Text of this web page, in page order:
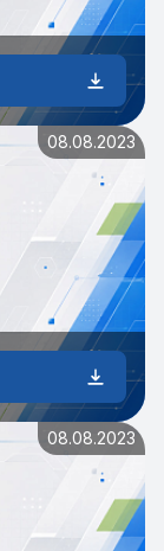
08.08.2023
08.08.2023